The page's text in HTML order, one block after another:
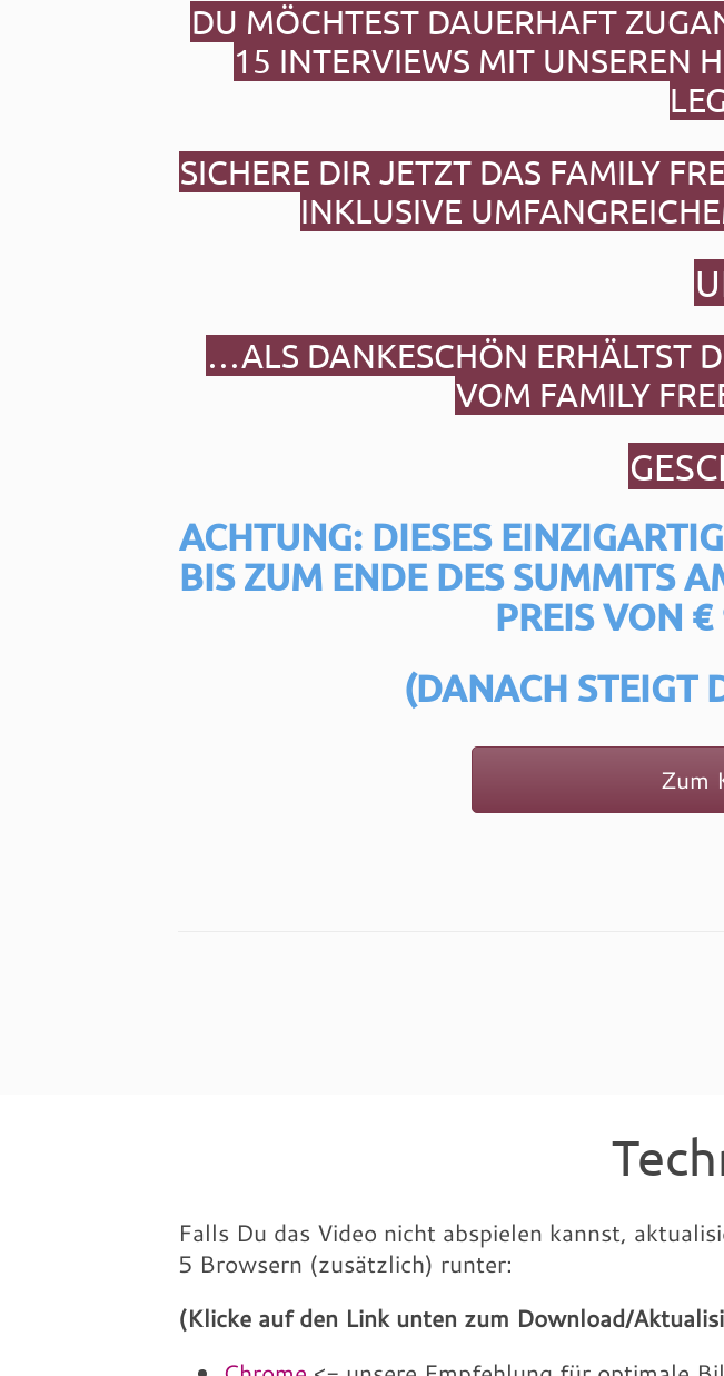
DU MÖCHTEST DAUERHAFT
15 INTERVIEWS MIT UNSEREN
SICHERE DIR JETZT DAS FAMILY
INKLUSIVE
…ALS DANKESCHÖN ERHÄLTST
VOM FAMILY
ACHTUNG: DIESES
BIS ZUM ENDE DES SUMMITS
PREISVON €
(DANACH STEIGT
Zum
Falls Du das Video nicht abspielen kannst,
5 Browsern (zusätzlich) runter:
(Klicke auf den Link unten zum Download/